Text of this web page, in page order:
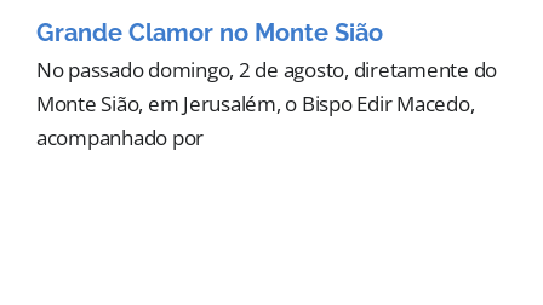
Grande Clamor no Monte Sião
No passado domingo, 2 de agosto, diretamente do
Monte Sião, em Jerusalém, o Bispo Edir Macedo,
acompanhado por